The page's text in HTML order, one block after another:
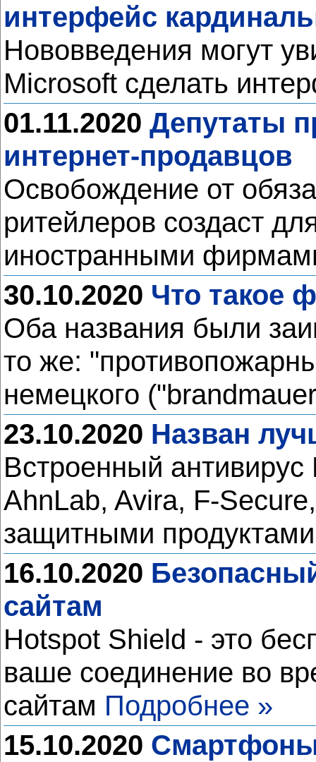
интерфейс
Нововведения могут
Microsoft сделать
01.11.2020 Депутаты
интернет-продавцов
Освобождение от
ритейлеров создаст
иностранными
30.10.2020 Что такое
Оба названия были
то же:
немецкого
23.10.2020 Назван
Встроенный антивирус
AhnLab, Avira, F-
защитными
16.10.2020
сайтам
Hotspot Shield - это
ваше соединение во
сайтам Подробнее »
15.10.2020